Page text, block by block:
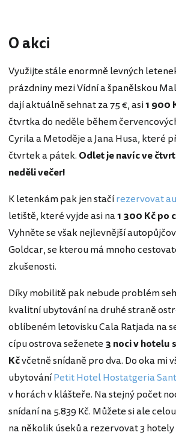
O akci
Využijte stále enormně levných
prázdniny mezi Vídní a španělskou
dají aktuálně sehnat za 75 €, asi1 900
čtvrtka do neděle během
Cyrila a Metoděje a Jana Husa, které
čtvrtek a pátek. Odlet je navíc ve
neděli večer!
K letenkám pak jen stačírezervovat
letiště, které vyjde asi na1 300 Kč po
Vyhněte se však nejlevnější
Goldcar, se kterou má mnoho
zkušenosti.
Díky mobilitě pak nebude problém
kvalitní ubytování na druhé straně
oblíbeném letovisku Cala Ratjada na
cípu ostrova seženete 3 noci v hotelu
Kčvčetně snídaně pro dva. Do oka mi
ubytováníPetit Hotel Hostatgeria
v horách v klášteře. Na stejný počet
snídaní na 5.839 Kč. Můžete si ale
na několik úseků a rezervovat 3